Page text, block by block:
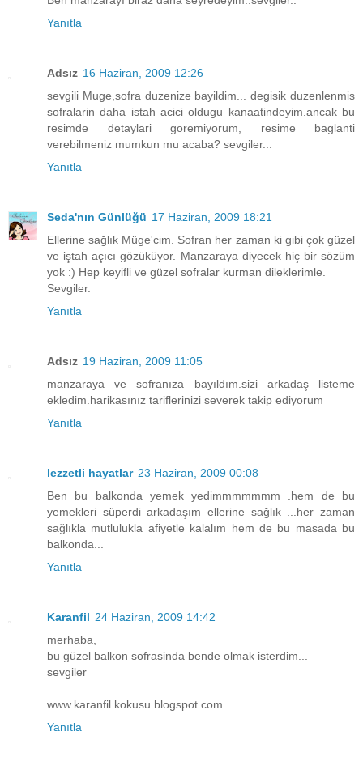
Yanıtla
Adsız 16 Haziran, 2009 12:26
sevgili Muge,sofra duzenize bayildim... degisik duzenlenmis
sofralarin daha istah acici oldugu kanaatindeyim.ancak bu
resimde detaylari goremiyorum, resime baglanti
verebilmeniz mumkun mu acaba? sevgiler...
Yanıtla
Seda'nın Günlüğü 17 Haziran, 2009 18:21
Ellerine sağlık Müge'cim. Sofran her zaman ki gibi çok güzel
ve iştah açıcı gözüküyor. Manzaraya diyecek hiç bir sözüm
yok :) Hep keyifli ve güzel sofralar kurman dileklerimle.
Sevgiler.
Yanıtla
Adsız 19 Haziran, 2009 11:05
manzaraya ve sofranıza bayıldım.sizi arkadaş listeme
ekledim.harikasınız tariflerinizi severek takip ediyorum
Yanıtla
lezzetli hayatlar 23 Haziran, 2009 00:08
Ben bu balkonda yemek yedimmmmmmm .hem de bu
yemekleri süperdi arkadaşım ellerine sağlık ...her zaman
sağlıkla mutlulukla afiyetle kalalım hem de bu masada bu
balkonda...
Yanıtla
Karanfil 24 Haziran, 2009 14:42
merhaba,
bu güzel balkon sofrasinda bende olmak isterdim...
sevgiler
www.karanfil kokusu.blogspot.com
Yanıtla